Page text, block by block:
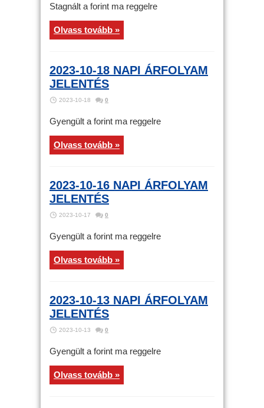
Stagnált a forint ma reggelre
Olvass tovább »
2023-10-18 NAPI ÁRFOLYAM
JELENTÉS
2023-10-18 0
Gyengült a forint ma reggelre
Olvass tovább »
2023-10-16 NAPI ÁRFOLYAM
JELENTÉS
2023-10-17 0
Gyengült a forint ma reggelre
Olvass tovább »
2023-10-13 NAPI ÁRFOLYAM
JELENTÉS
2023-10-13 0
Gyengült a forint ma reggelre
Olvass tovább »